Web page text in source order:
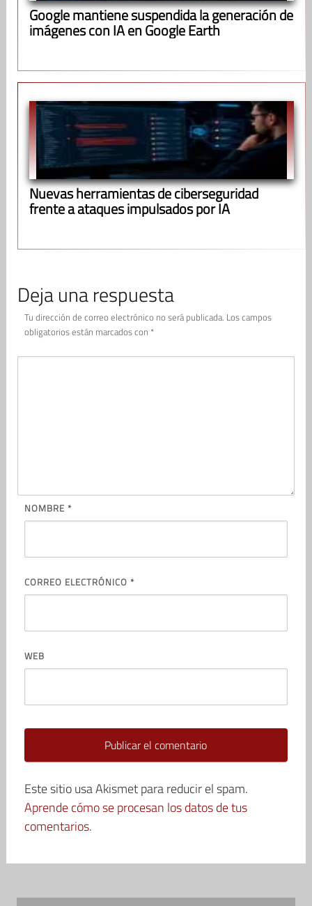
Google mantiene suspendida la generación de
imágenes con IA en Google Earth
Nuevas herramientas de ciberseguridad
frente a ataques impulsados por IA
Deja una respuesta
Tu dirección de correo electrónico no será publicada. Los campos
obligatorios están marcados con *
NOMBRE *
CORREO ELECTRÓNICO *
WEB
Este sitio usa Akismet para reducir el spam.
Aprende cómo se procesan los datos de tus
comentarios.